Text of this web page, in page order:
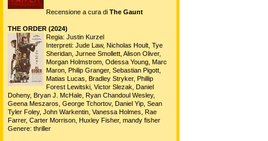
Recensione a cura di The Gaunt
THE ORDER (2024)
Regia: Justin Kurzel
Interpreti: Jude Law, Nicholas Hoult, Tye
Sheridan, Jurnee Smollett, Alison Oliver,
Morgan Holmstrom, Odessa Young, Marc
Maron, Philip Granger, Sebastian Pigott,
Matias Lucas, Bradley Stryker, Phillip
Forest Lewitski, Victor Slezak, Daniel
Doheny, Bryan J. McHale, Ryan Chandoul Wesley,
Geena Meszaros, George Tchortov, Daniel Yip, Sean
Tyler Foley, John Warkentin, Vanessa Holmes, Rae
Farrer, Carter Morrison, Huxley Fisher, mandy fisher
Genere: thriller